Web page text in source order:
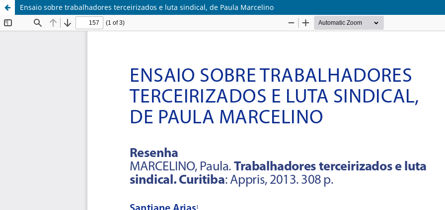
Ensaio sobre trabalhadores terceirizados e luta sindical, de Paula Marcelino